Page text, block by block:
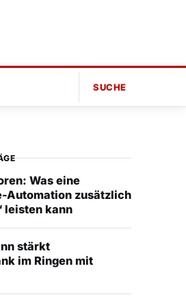
SUCHE
Was eine
Automation zusätzlich
leisten kann
stärkt
im Ringen mit